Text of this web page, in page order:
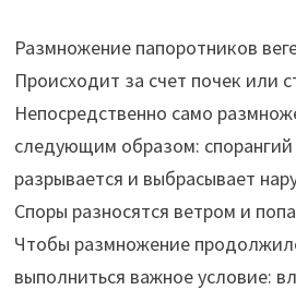
Размножение папоротников
Происходит за счет почек или
Непосредственно само
следующим образом: спорангий
разрывается и выбрасывает
Споры разносятся ветром и
Чтобы размножение
выполниться важное условие: